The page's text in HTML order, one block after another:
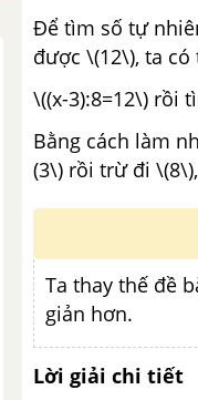
Để tìm số tự
được \(12\), ta có
\((x-3):8=12\) rồi
Bằng cách làm
(3\) rồi trừ đi
Ta thay thế đề
giản hơn.
Lời giải chi tiết